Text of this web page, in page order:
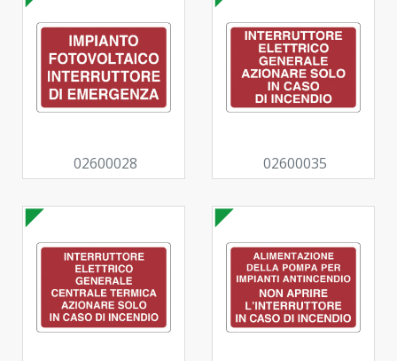
02600028 02600035